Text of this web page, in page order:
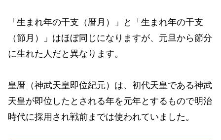
「生まれ年の干支（暦月）」と「生まれ年の干支
（節月）」はほぼ同じになりますが、元旦から節分
に生れた人だと異なります。
皇暦（神武天皇即位紀元）は、初代天皇である神武
天皇が即位したとされる年を元年とするもので明治
時代に採用され戦前までは使われていました。